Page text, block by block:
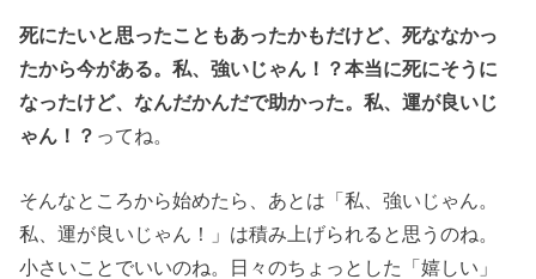
死にたいと思ったこともあったかもだけど、死ななかっ
たから今がある。私、強いじゃん！？本当に死にそうに
なったけど、なんだかんだで助かった。私、運が良いじ
ゃん！？ ってね。
そんなところから始めたら、あとは「私、強いじゃん。
私、運が良いじゃん！」は積み上げられると思うのね。
小さいことでいいのね。日々のちょっとした「嬉しい」